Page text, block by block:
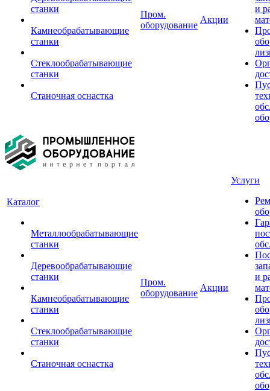
станки
Камнеобрабатывающие
станки
Стеклообрабатывающие
станки
Станочная оснастка
Пром.
оборудование
Акции
и
Каталог
Металлообрабатывающие
станки
Деревообрабатывающие
станки
Камнеобрабатывающие
станки
Стеклообрабатывающие
станки
Станочная оснастка
Пром.
оборудование
Акции
Услуги
и